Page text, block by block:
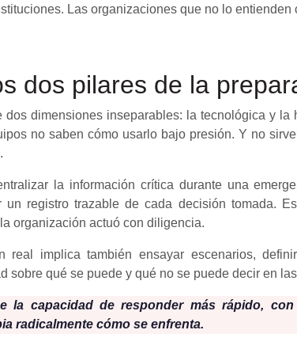
Las organizaciones que no lo entienden
dos pilares de la
dimensiones inseparables: la tecnológica y la
no saben cómo usarlo bajo presión. Y no
la información crítica durante una
un registro trazable de cada decisión tomada.
organización actuó con diligencia.
implica también ensayar escenarios,
sobre qué se puede y qué no se puede decir en
la capacidad de responder más rápido,
radicalmente cómo se enfrenta.